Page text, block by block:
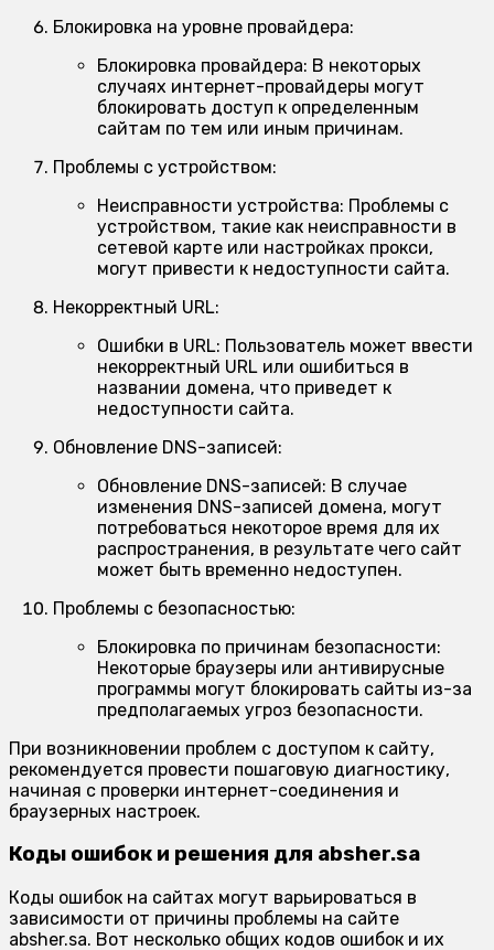
Блокировка на уровне провайдера:
Блокировка провайдера: В некоторых
случаях интернет-провайдеры могут
блокировать доступ к определенным
сайтам по тем или иным причинам.
Проблемы с устройством:
Неисправности устройства: Проблемы с
устройством, такие как неисправности в
сетевой карте или настройках прокси,
могут привести к недоступности сайта.
Некорректный URL:
Ошибки в URL: Пользователь может ввести
некорректный URL или ошибиться в
названии домена, что приведет к
недоступности сайта.
Обновление DNS-записей:
Обновление DNS-записей: В случае
изменения DNS-записей домена, могут
потребоваться некоторое время для их
распространения, в результате чего сайт
может быть временно недоступен.
Проблемы с безопасностью:
Блокировка по причинам безопасности:
Некоторые браузеры или антивирусные
программы могут блокировать сайты из-за
предполагаемых угроз безопасности.
При возникновении проблем с доступом к сайту,
рекомендуется провести пошаговую диагностику,
начиная с проверки интернет-соединения и
браузерных настроек.
Коды ошибок и решения для absher.sa
Коды ошибок на сайтах могут варьироваться в
зависимости от причины проблемы на сайте
absher.sa. Вот несколько общих кодов ошибок и их